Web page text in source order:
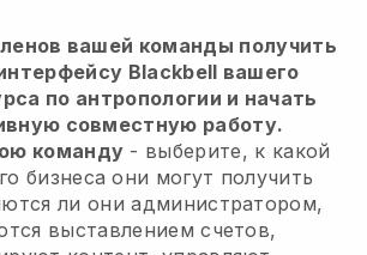
вашей команды получить
Blackbell вашего
по антропологии и начать
совместную работу.
команду - выберите, к какой
бизнеса они могут получить
ли они администратором,
выставлением счетов,